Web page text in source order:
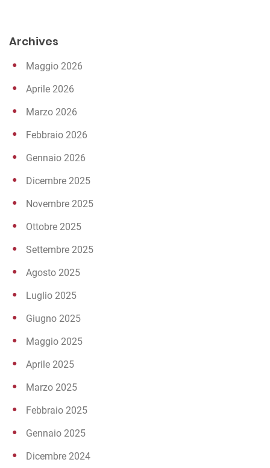
Archives
Maggio 2026
Aprile 2026
Marzo 2026
Febbraio 2026
Gennaio 2026
Dicembre 2025
Novembre 2025
Ottobre 2025
Settembre 2025
Agosto 2025
Luglio 2025
Giugno 2025
Maggio 2025
Aprile 2025
Marzo 2025
Febbraio 2025
Gennaio 2025
Dicembre 2024